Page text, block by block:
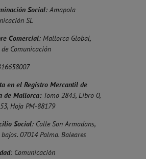
Social: Amapola
SL
Comercial: Mallorca Global,
Comunicación
en el Registro Mercantil de
de Mallorca: Tomo 2843, Libro 0,
Hoja PM-88179
Social: Calle Son Armadans,
bajos. 07014 Palma. Baleares
: Comunicación